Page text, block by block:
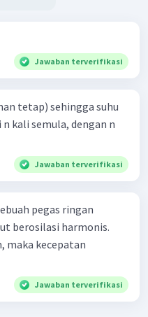
Jawaban terverifikasi
tetap) sehingga suhu
kali semula, dengan n
Jawaban terverifikasi
pegas ringan
berosilasi harmonis.
maka kecepatan
Jawaban terverifikasi